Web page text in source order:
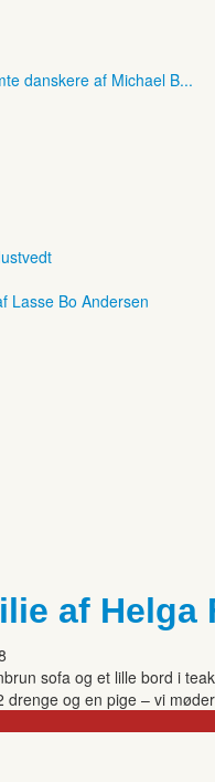
danskere af Michael B...
Lasse Bo Andersen
af Helga
sofa og et lille bord i
drenge og en pige – vi